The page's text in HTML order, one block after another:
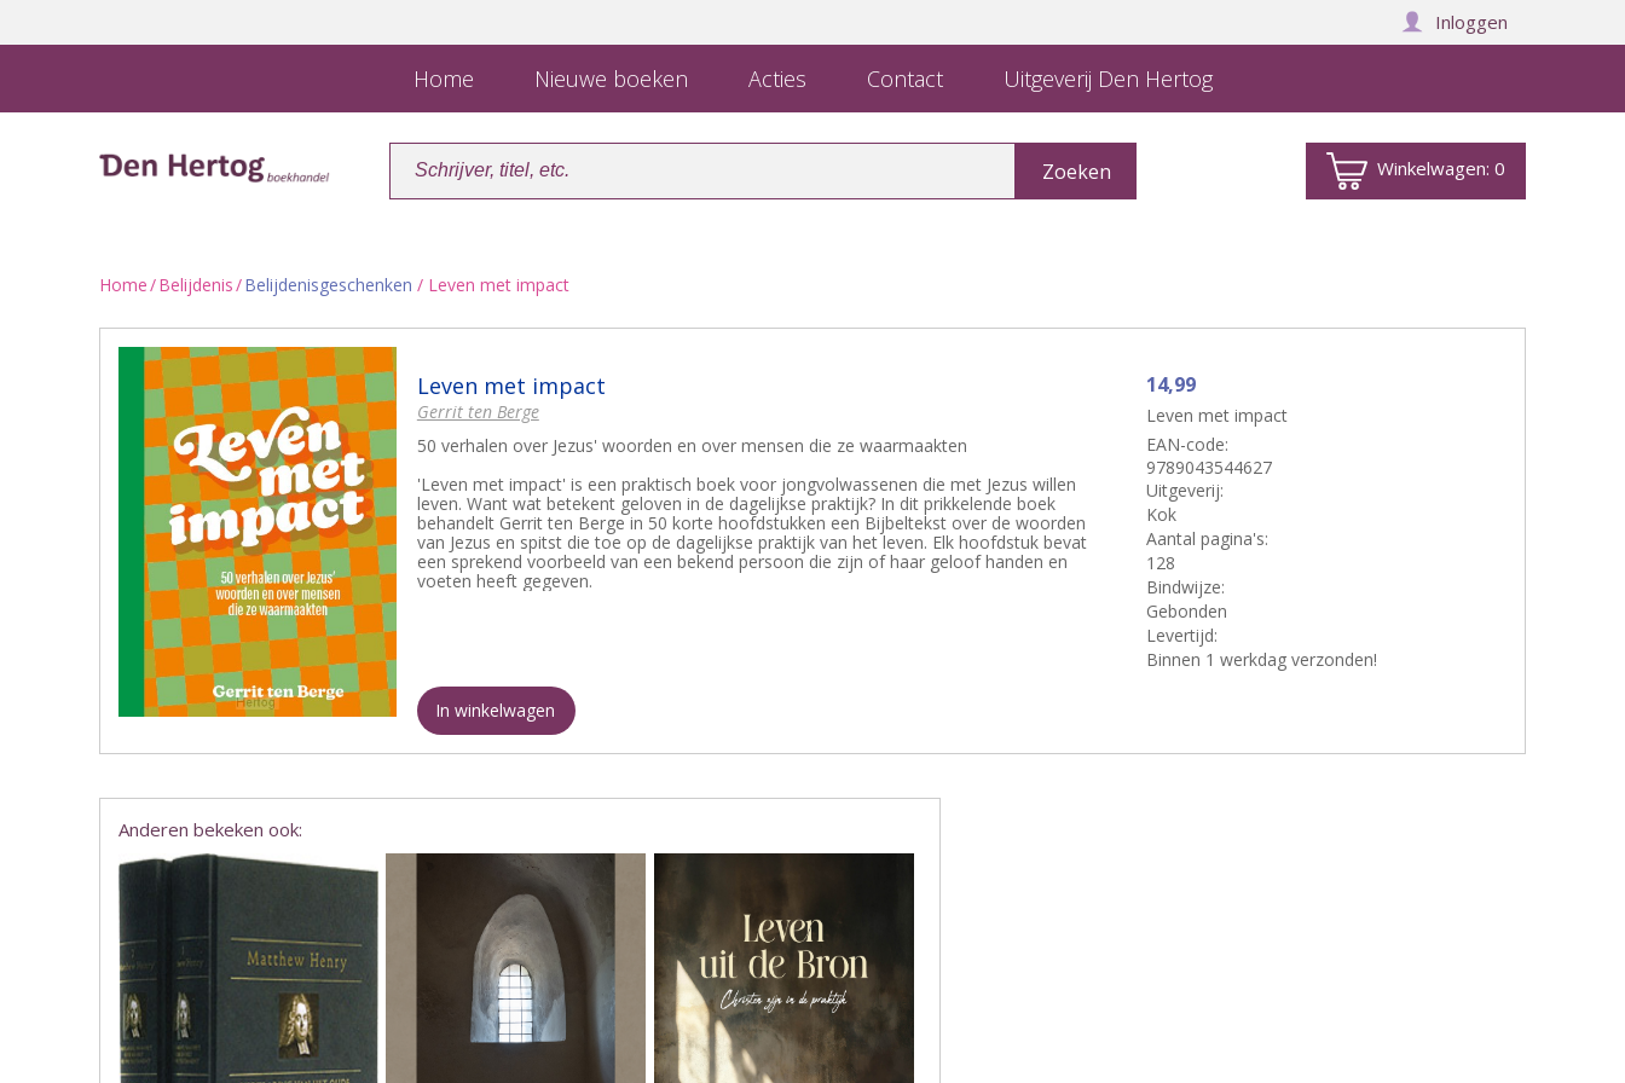
Inloggen
Home Nieuwe boeken Acties Contact Uitgeverij Den Hertog
Winkelwagen:0
Home/Belijdenis/Belijdenisgeschenken / Leven met impact
Leven met impact
Gerrit ten Berge
50 verhalen over Jezus' woorden en over mensen die ze waarmaakten
'Leven met impact' is een praktisch boek voor jongvolwassenen die met Jezus willen
leven. Want wat betekent geloven in de dagelijkse praktijk? In dit prikkelende boek
behandelt Gerrit ten Berge in 50 korte hoofdstukken een Bijbeltekst over de woorden
van Jezus en spitst die toe op de dagelijkse praktijk van het leven. Elk hoofdstuk bevat
een sprekend voorbeeld van een bekend persoon die zijn of haar geloof handen en
voeten heeft gegeven.
14,99
Leven met impact
EAN-code:
9789043544627
Uitgeverij:
Kok
Aantal pagina's:
128
Bindwijze:
Gebonden
Levertijd:
Binnen 1 werkdag verzonden!
In winkelwagen
Anderen bekeken ook: